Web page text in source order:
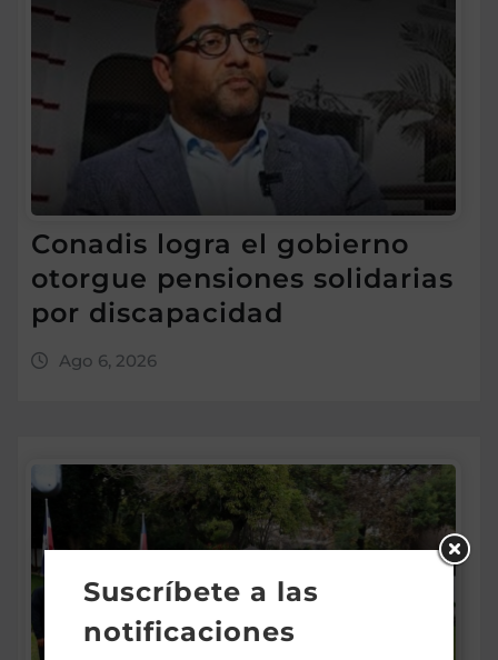
Conadis logra el gobierno
otorgue pensiones solidarias
por discapacidad
Ago 6, 2026
Suscríbete a las
notificaciones